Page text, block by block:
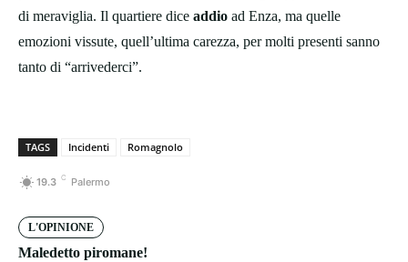
di meraviglia. Il quartiere dice addio ad Enza, ma quelle
emozioni vissute, quell’ultima carezza, per molti presenti sanno
tanto di “arrivederci”.
TAGS Incidenti Romagnolo
19.3 C Palermo
L'OPINIONE
Maledetto piromane!